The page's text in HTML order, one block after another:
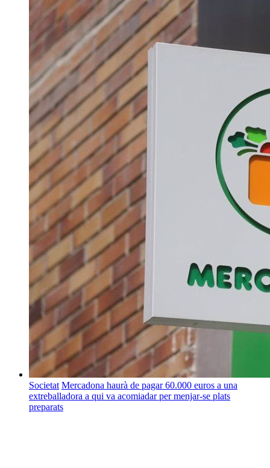
Societat Mercadona haurà de pagar 60.000 euros a una
extreballadora a qui va acomiadar per menjar-se plats
preparats